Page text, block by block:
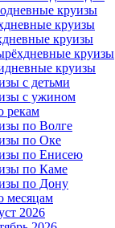
круизы
круизы
круизы
круизы
круизы
с детьми
с ужином
рекам
по Волге
по Оке
по Енисею
по Каме
по Дону
месяцам
2026